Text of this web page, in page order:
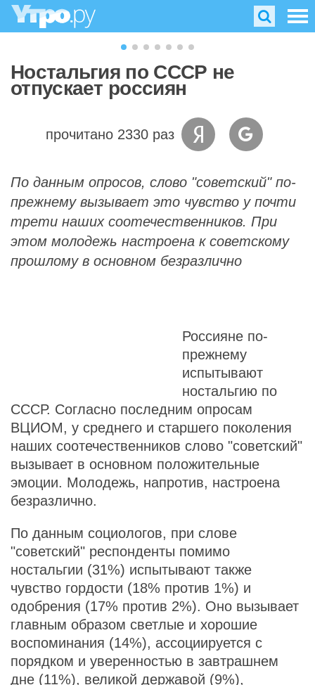
Ностальгия по СССР не
отпускает россиян
прочитано 2330 раз
По данным опросов, слово "советский" по-
прежнему вызывает это чувство у почти
трети наших соотечественников. При
этом молодежь настроена к советскому
прошлому в основном безразлично
Россияне по-
прежнему
испытывают
ностальгию по
СССР. Согласно последним опросам
ВЦИОМ, у среднего и старшего поколения
наших соотечественников слово "советский"
вызывает в основном положительные
эмоции. Молодежь, напротив, настроена
безразлично.
По данным социологов, при слове
"советский" респонденты помимо
ностальгии (31%) испытывают также
чувство гордости (18% против 1%) и
одобрения (17% против 2%). Оно вызывает
главным образом светлые и хорошие
воспоминания (14%), ассоциируется с
порядком и уверенностью в завтрашнем
дне (11%), великой державой (9%),